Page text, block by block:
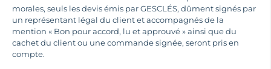
morales, seuls les devis émis par GESCLÉS, dûment signés par
un représentant légal du client et accompagnés de la
mention « Bon pour accord, lu et approuvé » ainsi que du
cachet du client ou une commande signée, seront pris en
compte.